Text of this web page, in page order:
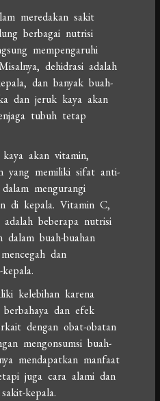
meredakan sakit
berbagai nutrisi
mempengaruhi
dehidrasi adalah
dan banyak buah-
dan jeruk kaya akan
tubuh tetap
akan vitamin,
yang memiliki sifat anti-
mengurangi
di kepala. Vitamin C,
beberapa nutrisi
buah-buahan
dan
kelebihan karena
dan efek
dengan obat-obatan
mengonsumsi buah-
mendapatkan manfaat
juga cara alami dan
kepala.